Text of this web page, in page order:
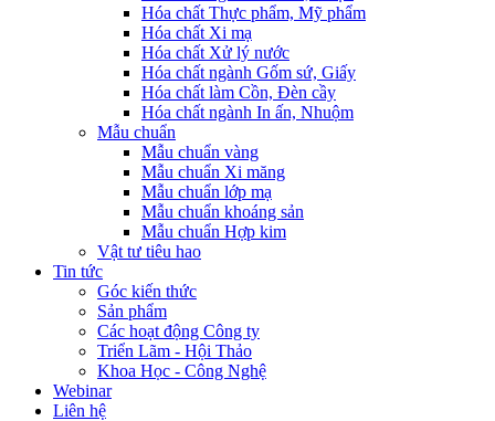
Hóa chất Thực phẩm, Mỹ phẩm
Hóa chất Xi mạ
Hóa chất Xử lý nước
Hóa chất ngành Gốm sứ, Giấy
Hóa chất làm Cồn, Đèn cầy
Hóa chất ngành In ấn, Nhuộm
Mẫu chuẩn
Mẫu chuẩn vàng
Mẫu chuẩn Xi măng
Mẫu chuẩn lớp mạ
Mẫu chuẩn khoáng sản
Mẫu chuẩn Hợp kim
Vật tư tiêu hao
Tin tức
Góc kiến thức
Sản phẩm
Các hoạt động Công ty
Triển Lãm - Hội Thảo
Khoa Học - Công Nghệ
Webinar
Liên hệ